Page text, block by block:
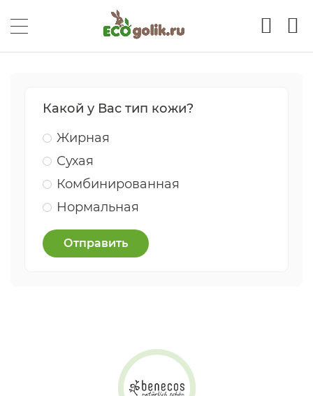
Какой у Вас тип кожи?
Жирная
Сухая
Комбинированная
Нормальная
Отправить